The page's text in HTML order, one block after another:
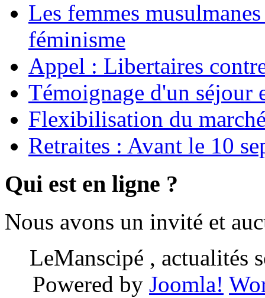
Les femmes
féminisme
Appel : Libertaires
Témoignage d'un séjour
Flexibilisation du
Retraites : Avant le 10
Qui est en ligne ?
Nous avons un invité et
LeManscipé , actualités
Powered by Joomla!